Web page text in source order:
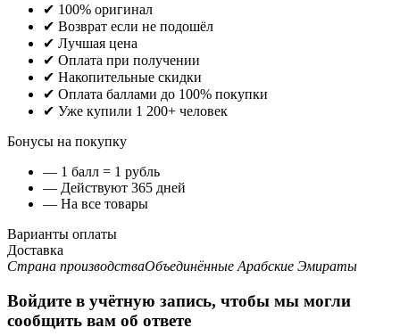
✔ 100% оригинал
✔ Возврат если не подошёл
✔ Лучшая цена
✔ Оплата при получении
✔ Накопительные скидки
✔ Оплата баллами до 100% покупки
✔ Уже купили 1 200+ человек
Бонусы на покупку
— 1 балл = 1 рубль
— Действуют 365 дней
— На все товары
Варианты оплаты
Доставка
Страна производстваОбъединённые Арабские Эмираты
Войдите в учётную запись, чтобы мы могли
сообщить вам об ответе